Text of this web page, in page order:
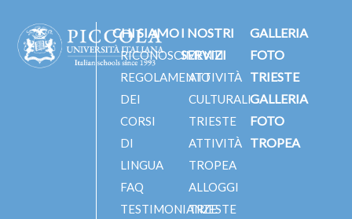
articoli
CHI SIAMO
RICONOSCIMENTI
REGOLAMENTO
DEI
CORSI
DI
LINGUA
FAQ
TESTIMONIANZE
I NOSTRI
SERVIZI
ATTIVITÀ
CULTURALI
TRIESTE
ATTIVITÀ
TROPEA
ALLOGGI
TRIESTE
GALLERIA
FOTO
TRIESTE
GALLERIA
FOTO
TROPEA